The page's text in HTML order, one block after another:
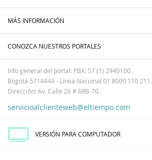
MÁS INFORMACIÓN
CONOZCA NUESTROS PORTALES
Info general del portal: PBX: 57 (1) 2940100.
Bogotá 5714444 - Línea Nacional 01 8000 110 211.
Dirección: Av. Calle 26 # 68B-70.
servicioalclienteweb@eltiempo.com
VERSIÓN PARA COMPUTADOR